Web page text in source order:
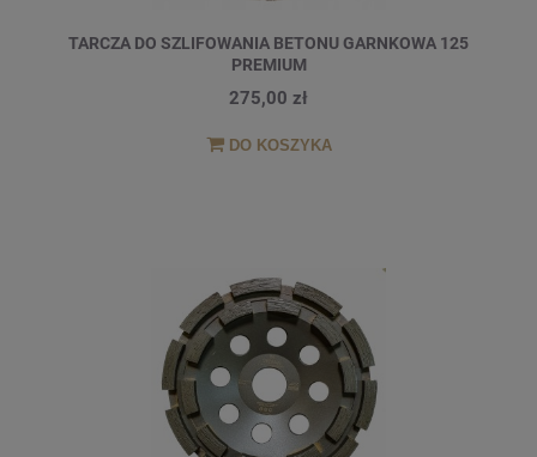
TARCZA DO SZLIFOWANIA BETONU GARNKOWA 125
PREMIUM
275,00 zł
DO KOSZYKA